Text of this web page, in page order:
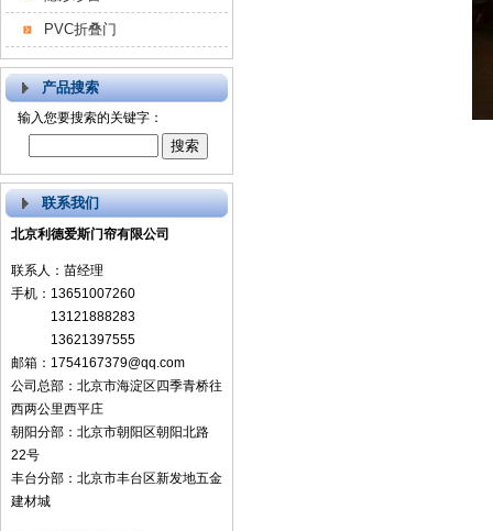
PVC折叠门
产品搜索
输入您要搜索的关键字：
联系我们
北京利德爱斯门帘有限公司
联系人：苗经理
手机：13651007260
13121888283
13621397555
邮箱：1754167379@qq.com
公司总部：北京市海淀区四季青桥往
西两公里西平庄
朝阳分部：北京市朝阳区朝阳北路
22号
丰台分部：北京市丰台区新发地五金
建材城